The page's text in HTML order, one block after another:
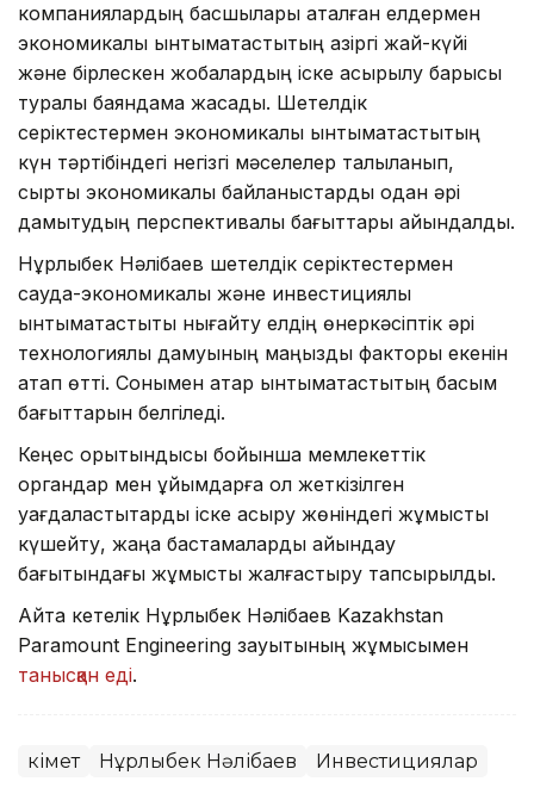
компаниялардың басшылары аталған елдермен
экономикалық ынтымақтастықтың қазіргі жай-күйі
және бірлескен жобалардың іске асырылу барысы
туралы баяндама жасады. Шетелдік
серіктестермен экономикалық ынтымақтастықтың
күн тәртібіндегі негізгі мәселелер талқыланып,
сыртқы экономикалық байланыстарды одан әрі
дамытудың перспективалы бағыттары айқындалды.
Нұрлыбек Нәлібаев шетелдік серіктестермен
сауда-экономикалық және инвестициялық
ынтымақтастықты нығайту елдің өнеркәсіптік әрі
технологиялық дамуының маңызды факторы екенін
атап өтті. Сонымен қатар ынтымақтастықтың басым
бағыттарын белгіледі.
Кеңес қорытындысы бойынша мемлекеттік
органдар мен ұйымдарға қол жеткізілген
уағдаластықтарды іске асыру жөніндегі жұмысты
күшейту, жаңа бастамаларды айқындау
бағытындағы жұмысты жалғастыру тапсырылды.
Айта кетелік Нұрлыбек Нәлібаев Kazakhstan
Paramount Engineering зауытының жұмысымен
танысқан еді.
Үкімет Нұрлыбек Нәлібаев Инвестициялар